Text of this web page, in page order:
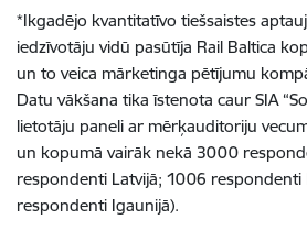
*Ikgadējo kvantitatīvo tiešsaistes
iedzīvotāju vidū pasūtīja Rail Baltica
un to veica mārketinga pētījumu
Datu vākšana tika īstenota caur SIA
lietotāju paneli ar mērķauditoriju
un kopumā vairāk nekā 3000
respondenti Latvijā; 1006 respondenti
respondenti Igaunijā).